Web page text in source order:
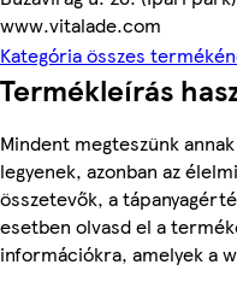
www.vitalade.com
Kategória összes
Termékleírás
Mindent megteszünk
legyenek, azonban az
összetevők, a
esetben olvasd el a
információkra, amelyek a